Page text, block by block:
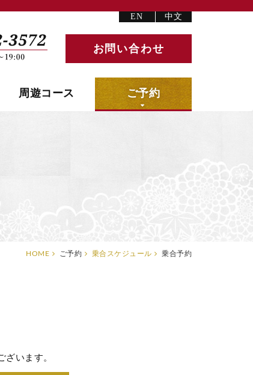
中文
EN
お問い合わせ
周遊コース ご予約
HOME ご予約 乗合スケジュール 乗合予約
います。